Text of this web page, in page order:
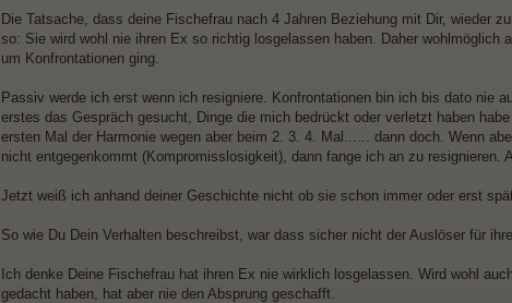
Die Tatsache, dass deine Fischefrau nach 4 Jahren Beziehung mit Dir, wieder
so: Sie wird wohl nie ihren Ex so richtig losgelassen haben. Daher wohlmöglich
um Konfrontationen ging.
Passiv werde ich erst wenn ich resigniere. Konfrontationen bin ich bis dato nie
erstes das Gespräch gesucht, Dinge die mich bedrückt oder verletzt haben
ersten Mal der Harmonie wegen aber beim 2. 3. 4. Mal...... dann doch. Wenn
nicht entgegenkommt (Kompromisslosigkeit), dann fange ich an zu resignieren.
Jetzt weiß ich anhand deiner Geschichte nicht ob sie schon immer oder erst
So wie Du Dein Verhalten beschreibst, war dass sicher nicht der Auslöser für
Ich denke Deine Fischefrau hat ihren Ex nie wirklich losgelassen. Wird wohl
gedacht haben, hat aber nie den Absprung geschafft.